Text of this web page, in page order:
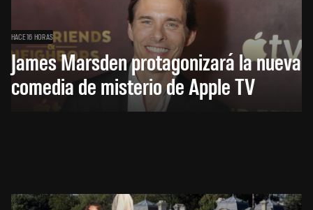
HACE 16 HORAS
James Marsden protagonizará la nueva
comedia de misterio de Apple TV